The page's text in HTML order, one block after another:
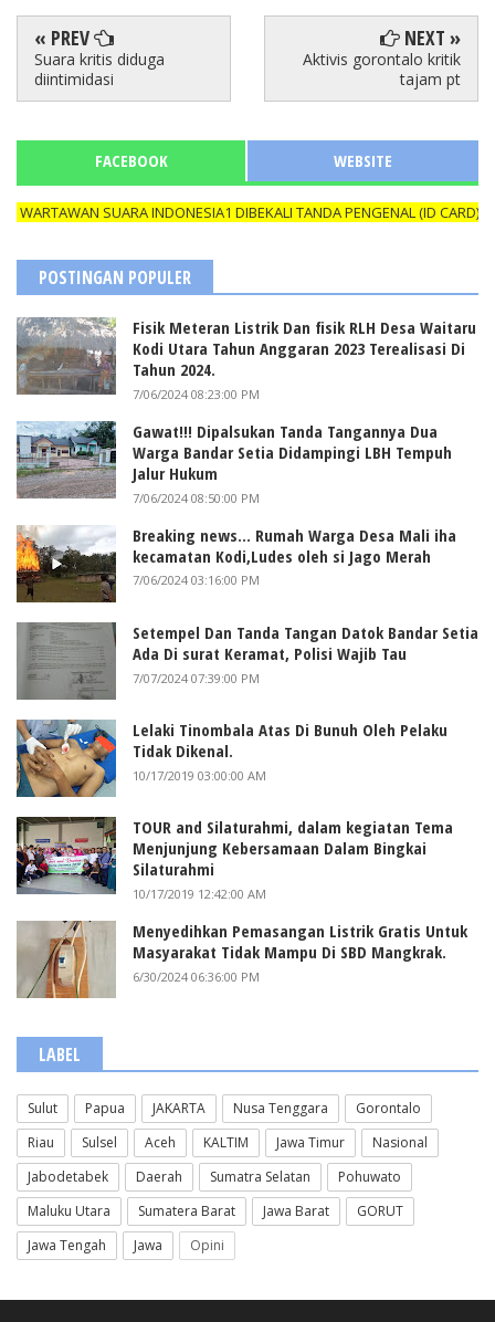
« PREV
Suara kritis diduga
diintimidasi
NEXT »
Aktivis gorontalo kritik
tajam pt
FACEBOOK WEBSITE
SUARA INDONESIA1 DIBEKALI TANDA PENGENAL (ID CARD)
POSTINGAN POPULER
Fisik Meteran Listrik Dan fisik RLH Desa Waitaru
Kodi Utara Tahun Anggaran 2023 Terealisasi Di
Tahun 2024.
7/06/2024 08:23:00 PM
Gawat!!! Dipalsukan Tanda Tangannya Dua
Warga Bandar Setia Didampingi LBH Tempuh
Jalur Hukum
7/06/2024 08:50:00 PM
Breaking news... Rumah Warga Desa Mali iha
kecamatan Kodi,Ludes oleh si Jago Merah
7/06/2024 03:16:00 PM
Setempel Dan Tanda Tangan Datok Bandar Setia
Ada Di surat Keramat, Polisi Wajib Tau
7/07/2024 07:39:00 PM
Lelaki Tinombala Atas Di Bunuh Oleh Pelaku
Tidak Dikenal.
10/17/2019 03:00:00 AM
TOUR and Silaturahmi, dalam kegiatan Tema
Menjunjung Kebersamaan Dalam Bingkai
Silaturahmi
10/17/2019 12:42:00 AM
Menyedihkan Pemasangan Listrik Gratis Untuk
Masyarakat Tidak Mampu Di SBD Mangkrak.
6/30/2024 06:36:00 PM
LABEL
Sulut Papua JAKARTA Nusa Tenggara
Gorontalo
Riau
Sulsel Aceh KALTIM Jawa Timur
Nasional
Jabodetabek
Daerah Sumatra Selatan
Pohuwato
Maluku Utara
Sumatera Barat Jawa Barat
GORUT
Jawa Tengah
Jawa Opini